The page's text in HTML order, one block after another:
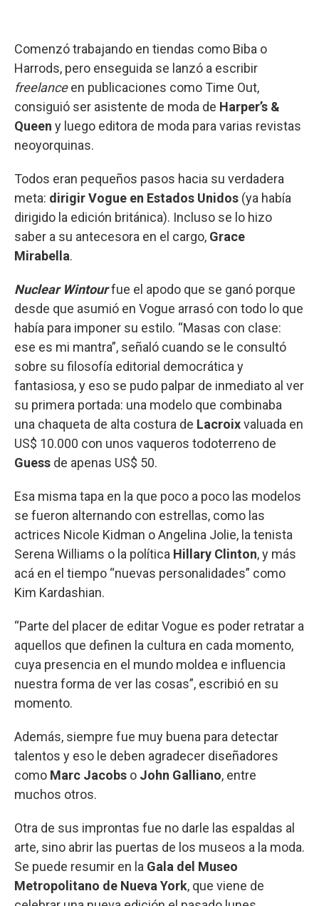
Comenzó trabajando en tiendas como Biba o
Harrods, pero enseguida se lanzó a escribir
freelanceen publicaciones como Time Out,
consiguió ser asistente de moda de Harper’s &
Queen y luego editora de moda para varias revistas
neoyorquinas.
Todos eran pequeños pasos hacia su verdadera
meta: dirigir Vogue en Estados Unidos (ya había
dirigido la edición británica). Incluso se lo hizo
saber a su antecesora en el cargo, Grace
Mirabella.
Nuclear Wintourfue el apodo que se ganó porque
desde que asumió en Vogue arrasó con todo lo que
había para imponer su estilo. “Masas con clase:
ese es mi mantra”, señaló cuando se le consultó
sobre su filosofía editorial democrática y
fantasiosa, y eso se pudo palpar de inmediato al ver
su primera portada: una modelo que combinaba
una chaqueta de alta costura de Lacroixvaluada en
US$ 10.000 con unos vaqueros todoterreno de
Guess de apenas US$ 50.
Esa misma tapa en la que poco a poco las modelos
se fueron alternando con estrellas, como las
actrices Nicole Kidman o Angelina Jolie, la tenista
Serena Williams o la política Hillary Clinton, y más
acá en el tiempo “nuevas personalidades” como
Kim Kardashian.
“Parte del placer de editar Vogue es poder retratar a
aquellos que definen la cultura en cada momento,
cuya presencia en el mundo moldea e influencia
nuestra forma de ver las cosas”, escribió en su
momento.
Además, siempre fue muy buena para detectar
talentos y eso le deben agradecer diseñadores
como Marc Jacobs o John Galliano, entre
muchos otros.
Otra de sus improntas fue no darle las espaldas al
arte, sino abrir las puertas de los museos a la moda.
Se puede resumir en la Gala del Museo
Metropolitano de Nueva York, que viene de